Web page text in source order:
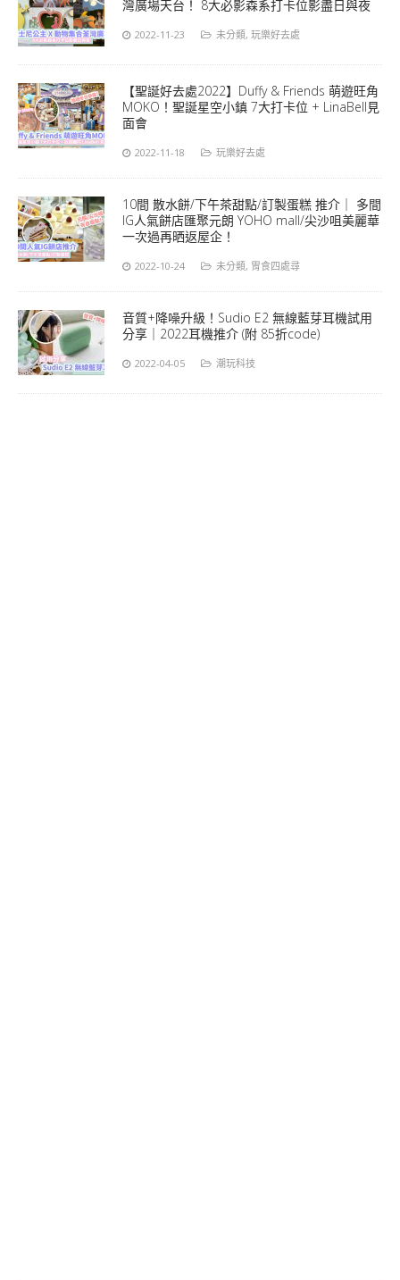
灣廣場天台！ 8大必影森系打卡位影盡日與夜
2022-11-23 未分類, 玩樂好去處
【聖誕好去處2022】Duffy & Friends 萌遊旺角
MOKO！聖誕星空小鎮 7大打卡位 + LinaBell見
面會
2022-11-18 玩樂好去處
10間 散水餅/下午茶甜點/訂製蛋糕 推介｜ 多間
IG人氣餅店匯聚元朗 YOHO mall/尖沙咀美麗華
一次過再晒返屋企！
2022-10-24 未分類, 胃食四處尋
音質+降噪升級！Sudio E2 無線藍芽耳機試用
分享｜2022耳機推介 (附 85折code)
2022-04-05 潮玩科技